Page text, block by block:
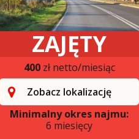
ZAJĘTY
400zł netto/miesiąc
Zobacz lokalizację
Minimalny okres najmu:
6 miesięcy